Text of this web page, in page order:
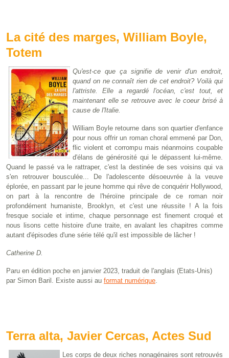
La cité des marges, William Boyle,
Totem
Qu'est-ce que ça signifie de venir d'un endroit,
quand on ne connaît rien de cet endroit? Voilà qui
l'attriste. Elle a regardé l'océan, c'est tout, et
maintenant elle se retrouve avec le coeur brisé à
cause de l'Italie.
William Boyle retourne dans son quartier d'enfance
pour nous offrir un roman choral emmené par Don,
flic violent et corrompu mais néanmoins coupable
d'élans de générosité qui le dépassent lui-même.
Quand le passé va le rattraper, c'est la destinée de ses voisins qui va
s'en retrouver bousculée... De l'adolescente désoeuvrée à la veuve
éplorée, en passant par le jeune homme qui rêve de conquérir Hollywood,
on part à la rencontre de l'héroïne principale de ce roman noir
profondément humaniste, Brooklyn, et c'est une réussite ! A la fois
fresque sociale et intime, chaque personnage est finement croqué et
nous lisons cette histoire d'une traite, en avalant les chapitres comme
autant d'épisodes d'une série télé qu'il est impossible de lâcher !
Catherine D.
Paru en édition poche en janvier 2023, traduit de l'anglais (Etats-Unis)
par Simon Baril. Existe aussi au format numérique.
Terra alta, Javier Cercas, Actes Sud
Les corps de deux riches nonagénaires sont retrouvés